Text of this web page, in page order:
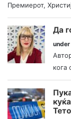
Премиерот,
Да
under
кога